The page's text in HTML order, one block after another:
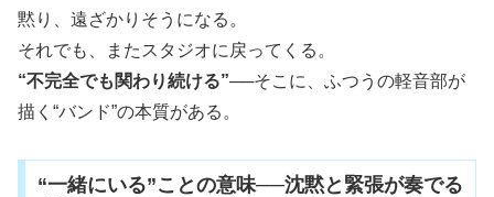
黙り、遠ざかりそうになる。
それでも、またスタジオに戻ってくる。
“不完全でも関わり続ける”──そこに、ふつうの軽音部が
描く“バンド”の本質がある。
“一緒にいる”ことの意味──沈黙と緊張が奏でる